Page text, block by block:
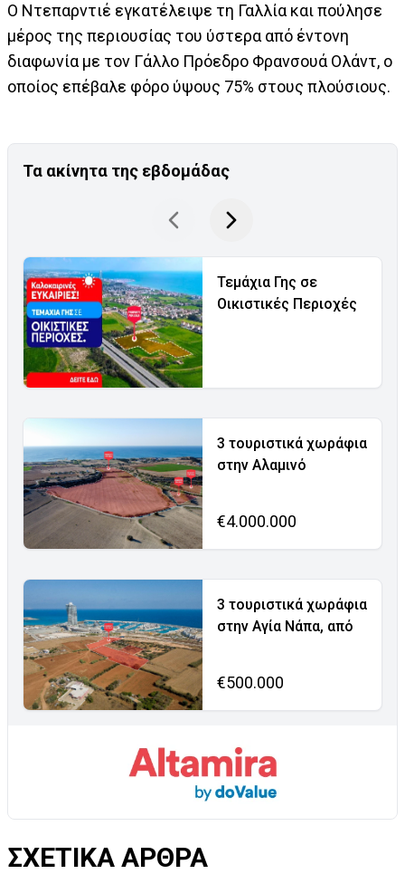
Ο Ντεπαρντιέ εγκατέλειψε τη Γαλλία και πούλησε
μέρος της περιουσίας του ύστερα από έντονη
διαφωνία με τον Γάλλο Πρόεδρο Φρανσουά Ολάντ, ο
οποίος επέβαλε φόρο ύψους 75% στους πλούσιους.
Τα ακίνητα της εβδομάδας
Τεμάχια Γης σε
Οικιστικές Περιοχές
3 τουριστικά χωράφια
στην Αλαμινό
€4.000.000
3 τουριστικά χωράφια
στην Αγία Νάπα, από
€500.000
ΣΧΕΤΙΚΑ ΑΡΘΡΑ